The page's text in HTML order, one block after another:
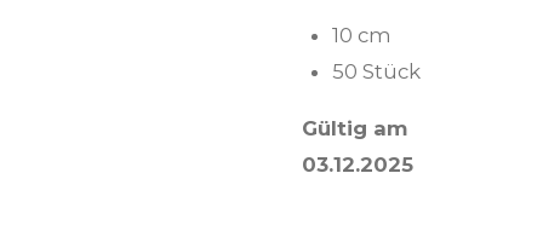
10 cm
50 Stück
Gültig am
03.12.2025